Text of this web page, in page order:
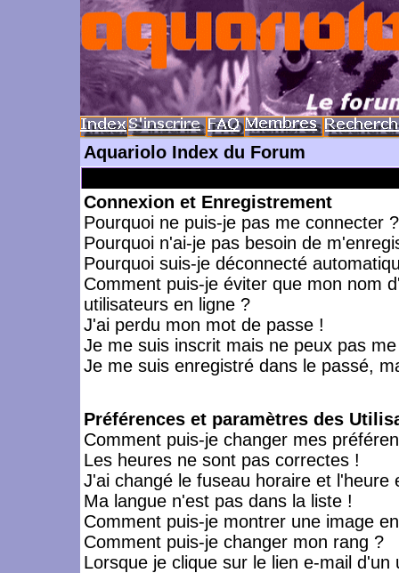
Aquariolo Index du Forum
Connexion et Enregistrement
Pourquoi ne puis-je pas me connecter ?
Pourquoi n'ai-je pas besoin de
Pourquoi suis-je déconnecté
Comment puis-je éviter que mon nom
utilisateurs en ligne ?
J'ai perdu mon mot de passe !
Je me suis inscrit mais ne peux pas
Je me suis enregistré dans le passé,
Préférences et paramètres des
Comment puis-je changer mes
Les heures ne sont pas correctes !
J'ai changé le fuseau horaire et l'heure
Ma langue n'est pas dans la liste !
Comment puis-je montrer une image
Comment puis-je changer mon rang ?
Lorsque je clique sur le lien e-mail